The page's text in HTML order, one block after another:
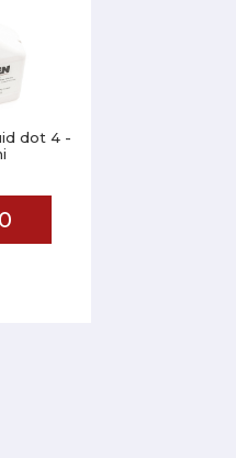
dot 4 -